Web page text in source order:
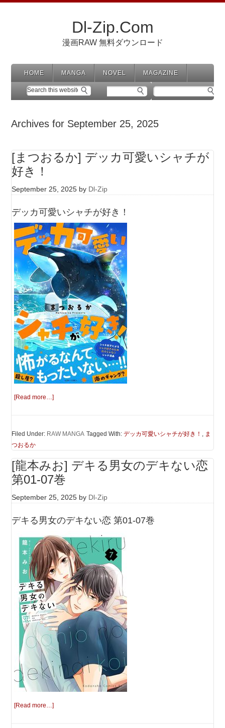
Dl-Zip.Com
漫画RAW 無料ダウンロード
HOME MANGA NOVEL MAGAZINE
Archives for September 25, 2025
[まつおるか] デッカ可愛いシャチが
好き！
September 25, 2025 by Dl-Zip
デッカ可愛いシャチが好き！
[Read more…]
Filed Under: RAW MANGA Tagged With:デッカ可愛いシャチが好き！ , ま
つおるか
[龍本みお] デキる男女のデキない恋
第01-07巻
September 25, 2025 by Dl-Zip
デキる男女のデキない恋 第01-07巻
[Read more…]